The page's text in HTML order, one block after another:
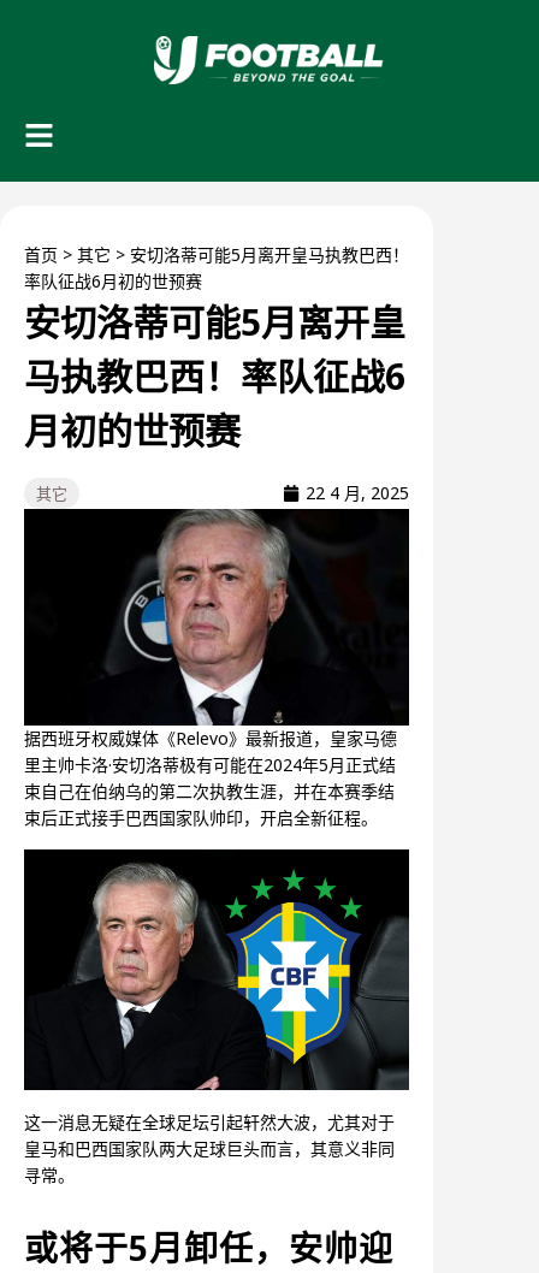
首页 > 其它 > 安切洛蒂可能5月离开皇马执教巴西！
率队征战6月初的世预赛
安切洛蒂可能5月离开皇
马执教巴西！率队征战6
月初的世预赛
其它 22 4 月, 2025
据西班牙权威媒体《Relevo》最新报道，皇家马德
里主帅卡洛·安切洛蒂极有可能在2024年5月正式结
束自己在伯纳乌的第二次执教生涯，并在本赛季结
束后正式接手巴西国家队帅印，开启全新征程。
这一消息无疑在全球足坛引起轩然大波，尤其对于
皇马和巴西国家队两大足球巨头而言，其意义非同
寻常。
或将于5月卸任，安帅迎